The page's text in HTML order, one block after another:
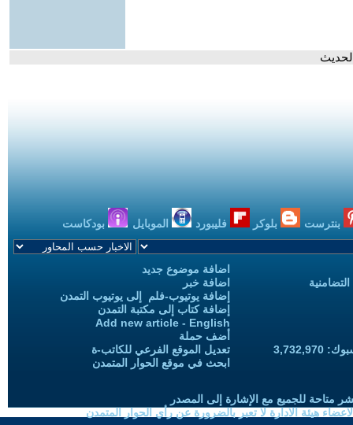
بنترست بلوكر فليبورد الموبايل بودكاست
اضافة موضوع جديد
اضافة خبر
إضافة يوتيوب-فلم إلى يوتيوب التمدن
إضافة كتاب إلى مكتبة التمدن
Add new article - English
أضف حملة
تعديل الموقع الفرعي للكاتب-ة
ابحث في موقع الحوار المتمدن
متاحة للجميع مع الإشارة إلى المصدر
هيئة الادارة لا تعبر بالضرورة عن رأي الحوار المتمدن